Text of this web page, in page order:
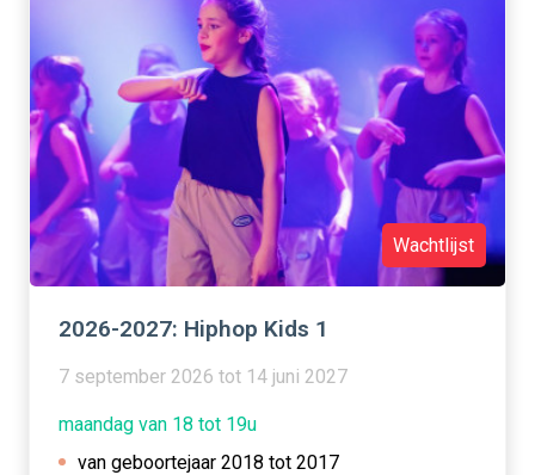
Wachtlijst
2026-2027: Hiphop Kids 1
7 september 2026 tot 14 juni 2027
maandag van 18 tot 19u
van geboortejaar 2018 tot 2017